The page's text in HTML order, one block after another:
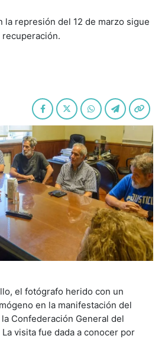
la represión del 12 de marzo sigue
el fotógrafo herido con un
en la manifestación del
Confederación General del
visita fue dada a conocer por